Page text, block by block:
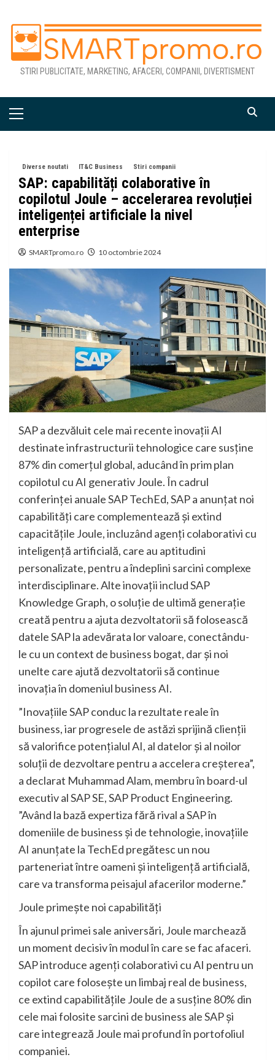
content
STIRI PUBLICITATE, MARKETING, AFACERI, COMPANII, DIVERTISMENT
Primary
Diverse noutati IT&C Business Stiri companii
SAP: capabilități colaborative în
copilotul Joule – accelerarea revoluției
inteligenței artificiale la nivel
enterprise
SMARTpromo.ro 10 octombrie 2024
SAP a dezvăluit cele mai recente inovații AI
destinate infrastructurii tehnologice care susține
87% din comerțul global, aducând în prim plan
copilotul cu AI generativ Joule. În cadrul
conferinței anuale SAP TechEd, SAP a anunțat noi
capabilități care complementează și extind
capacitățile Joule, incluzând agenți colaborativi cu
inteligență artificială, care au aptitudini
personalizate, pentru a îndeplini sarcini complexe
interdisciplinare. Alte inovații includ SAP
Knowledge Graph, o soluție de ultimă generație
creată pentru a ajuta dezvoltatorii să folosească
datele SAP la adevărata lor valoare, conectându-
le cu un context de business bogat, dar și noi
unelte care ajută dezvoltatorii să continue
inovația în domeniul business AI.
”Inovațiile SAP conduc la rezultate reale în
business, iar progresele de astăzi sprijină clienții
să valorifice potențialul AI, al datelor și al noilor
soluții de dezvoltare pentru a accelera creșterea”,
a declarat Muhammad Alam, membru în board-ul
executiv al SAP SE, SAP Product Engineering.
”Având la bază expertiza fără rival a SAP în
domeniile de business și de tehnologie, inovațiile
AI anunțate la TechEd pregătesc un nou
parteneriat între oameni și inteligență artificială,
care va transforma peisajul afacerilor moderne.”
Joule primește noi capabilități
În ajunul primei sale aniversări, Joule marchează
un moment decisiv în modul în care se fac afaceri.
SAP introduce agenți colaborativi cu AI pentru un
copilot care folosește un limbaj real de business,
ce extind capabilitățile Joule de a susține 80% din
cele mai folosite sarcini de business ale SAP și
care integrează Joule mai profund în portofoliul
companiei.